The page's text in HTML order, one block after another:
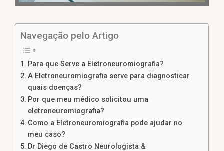
Navegação pelo Artigo
Para que Serve a Eletroneuromiografia?
A Eletroneuromiografia serve para diagnosticar
quais doenças?
Por que meu médico solicitou uma
eletroneuromiografia?
Como a Eletroneuromiografia pode ajudar no
meu caso?
Dr Diego de Castro Neurologista &